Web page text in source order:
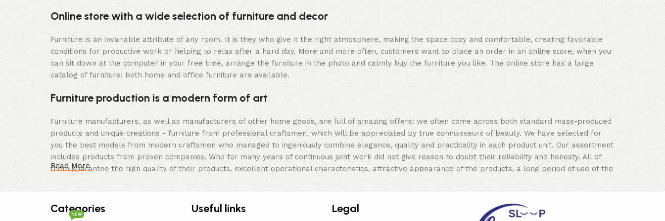
Online store with a wide selection of furniture and decor
Furniture is an invariable attribute of any room. It is they who give it the right atmosphere, making the space cozy and comfortable, creating favorable
conditions for productive work or helping to relax after a hard day. More and more often, customers want to place an order in an online store, when you
can sit down at the computer in your free time, arrange the furniture in the photo and calmly buy the furniture you like. The online store has a large
catalog of furniture: both home and office furniture are available.
Furniture production is a modern form of art
Furniture manufacturers, as well as manufacturers of other home goods, are full of amazing offers: we often come across both standard mass-produced
products and unique creations - furniture from professional craftsmen, which will be appreciated by true connoisseurs of beauty. We have selected for
you the best models from modern craftsmen who managed to ingeniously combine elegance, quality and practicality in each product unit. Our assortment
includes products from proven companies. Who for many years of continuous joint work did not give reason to doubt their reliability and honesty. All of
them guarantee the high quality of their products, excellent operational characteristics, attractive appearance of the products, a long period of use of the
furniture, as well as safety.
Read More
Categories
NEW Useful links Legal